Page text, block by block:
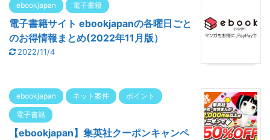
ebookjapan 電子書籍
電子書籍サイト ebookjapanの各曜日ごと
のお得情報まとめ(2022年11月版）
2022/11/4
ebookjapan ネット案件 ポイント
電子書籍
【ebookjapan】集英社クーポンキャンペ